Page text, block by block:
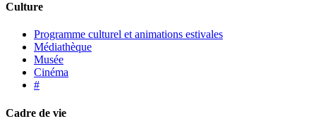
Culture
Programme culturel et animations estivales
Médiathèque
Musée
Cinéma
#
Cadre de vie